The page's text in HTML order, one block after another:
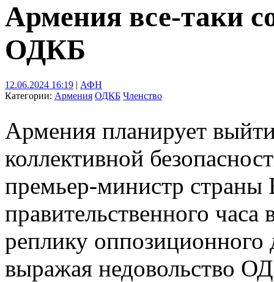
Армения все-таки
ОДКБ
12.06.2024 16:19 | АФН
Категории: Армения ОДКБ Членство
Армения планирует
коллективной
премьер-министр
правительственного часа
реплику
выражая недовольство